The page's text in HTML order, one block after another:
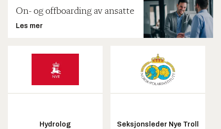
On- og offboarding av ansatte
Les mer
Hydrolog Seksjonsleder Nye Troll